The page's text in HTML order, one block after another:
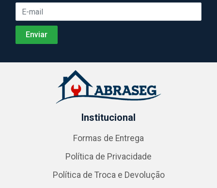
Institucional
Formas de Entrega
Política de Privacidade
Política de Troca e Devolução